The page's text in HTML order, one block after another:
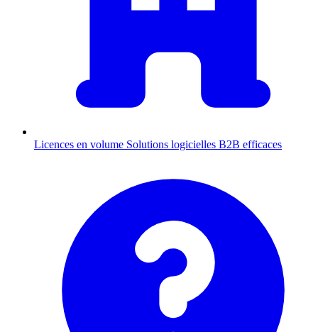
Licences en volume Solutions logicielles B2B efficaces